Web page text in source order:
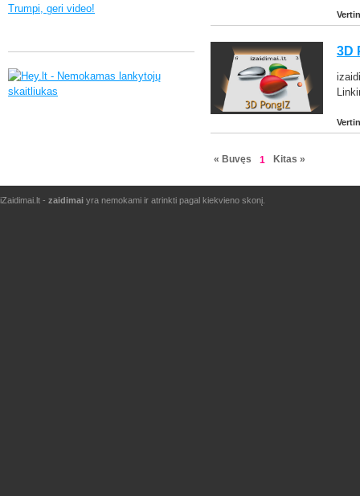
3D
« Buvęs 1 Kitas »
Trumpi, geri video!
iZaidimai.lt - zaidimai yra nemokami ir atrinkti pagal kiekvieno skonį.